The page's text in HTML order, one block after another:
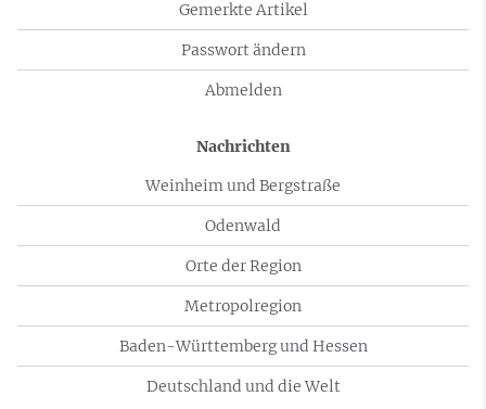
Gemerkte Artikel
Passwort ändern
Abmelden
Nachrichten
Weinheim und Bergstraße
Odenwald
Orte der Region
Metropolregion
Baden-Württemberg und Hessen
Deutschland und die Welt